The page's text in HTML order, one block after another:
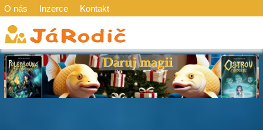
O nás Inzerce Kontakt